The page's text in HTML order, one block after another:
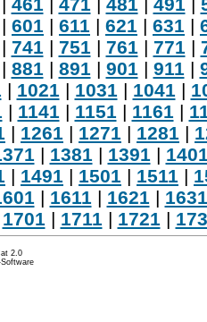
| 601 | 611 | 621 | 631 |
741| 751| 761| 771|
881| 891| 901| 911|
| 1021| 1031| 1041|
| 1141| 1151| 1161|
| 1261 | 1271 | 1281 |
| 1381| 1391|
| 1491 | 1501 | 1511 |
| 1611| 1621| 1631
1701| 1711| 1721|
2.0